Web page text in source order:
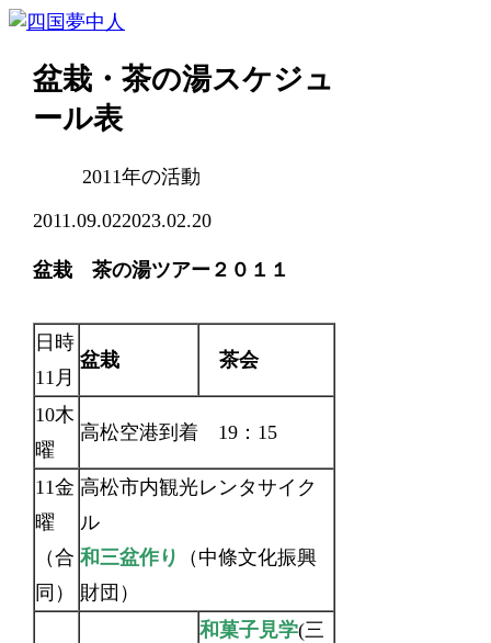
盆栽・茶の湯スケジュ
ール表
2011年の活動
2011.09.022023.02.20
盆栽 茶の湯ツアー２０１１
日時
11月
盆栽 茶会
10木
曜
高松空港到着 19：15
11金
曜
（合
同）
高松市内観光レンタサイク
ル
和三盆作り
（中條文化振興
財団）
和菓子見学(三